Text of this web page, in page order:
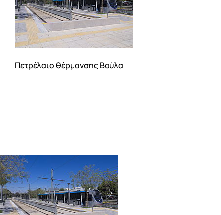
Η εταιρεία
Υπηρεσίες
Blog
Πετρέλαιο θέρμανσης Βούλα